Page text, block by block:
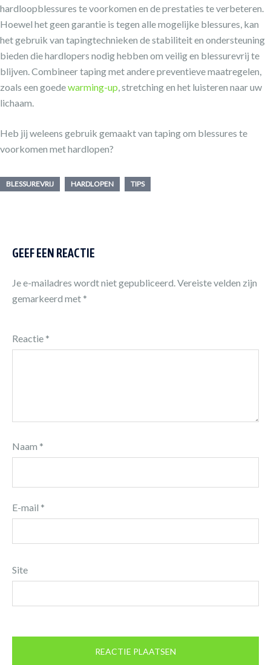
hardloopblessures te voorkomen en de prestaties te verbeteren.
Hoewel het geen garantie is tegen alle mogelijke blessures, kan
het gebruik van tapingtechnieken de stabiliteit en ondersteuning
bieden die hardlopers nodig hebben om veilig en blessurevrij te
blijven. Combineer taping met andere preventieve maatregelen,
zoals een goedewarming-up , stretching en het luisteren naar uw
lichaam.
Heb jij weleens gebruik gemaakt van taping om blessures te
voorkomen met hardlopen?
BLESSUREVRIJ HARDLOPEN TIPS
GEEF EEN REACTIE
Je e-mailadres wordt niet gepubliceerd. Vereiste velden zijn
gemarkeerd met *
Reactie *
Naam *
E-mail *
Site